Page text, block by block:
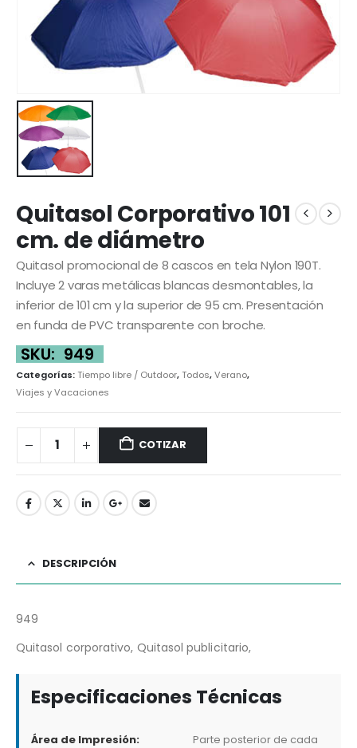
Quitasol Corporativo 101
cm. de diámetro
Quitasol promocional de 8 cascos en tela Nylon 190T.
Incluye 2 varas metálicas blancas desmontables, la
inferior de 101 cm y la superior de 95 cm. Presentación
en funda de PVC transparente con broche.
SKU: 949
Categorías:Tiempo libre / Outdoor,Todos,Verano,
Viajes y Vacaciones
COTIZAR
DESCRIPCIÓN
949
Quitasol corporativo, Quitasol publicitario,
Especificaciones Técnicas
Área de Impresión:
Parte posterior de cada